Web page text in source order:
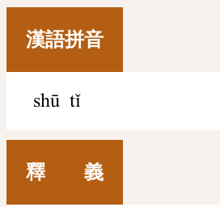
漢語拼音
shū tǐ
釋 義